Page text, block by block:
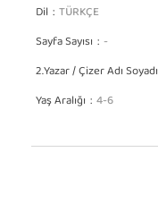
Dil TÜRKÇE
Sayfa Sayısı -
2.Yazar / Çizer Adı Soyadı
Yaş Aralığı 4-6